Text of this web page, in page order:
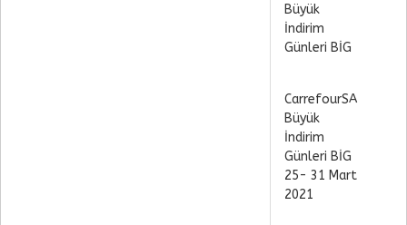
Büyük
İndirim
Günleri BİG
CarrefourSA
Büyük
İndirim
Günleri BİG
25- 31 Mart
2021